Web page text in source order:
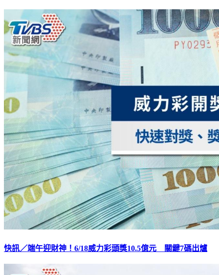
快訊／端午迎財神！6/18威力彩頭獎10.5億元 關鍵7碼出爐